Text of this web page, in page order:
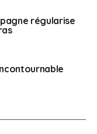
régularise